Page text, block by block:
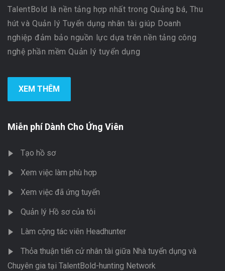
TalentBold là nền tảng hợp nhất trong Quảng bá, Thu
hút và Quản lý Tuyển dụng nhân tài giúp Doanh
nghiệp đảm bảo nguồn lực dựa trên nền tảng công
nghệ phần mềm Quản lý tuyển dụng
XEM THÊM
Miễn phí Dành Cho Ứng Viên
Tạo hồ sơ
Xem việc làm phù hợp
Xem việc đã ứng tuyển
Quản lý Hồ sơ của tôi
Làm cộng tác viên Headhunter
Thỏa thuận tiến cử nhân tài giữa Nhà tuyển dụng và
Chuyên gia tại TalentBold-hunting Network